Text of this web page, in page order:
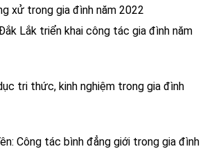
xử trong gia đình năm 2022
Lắk triển khai công tác gia đình năm
tri thức, kinh nghiệm trong gia đình
Công tác bình đẳng giới trong gia đình